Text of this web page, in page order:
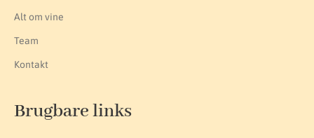
Alt om vine
Team
Kontakt
Brugbare links